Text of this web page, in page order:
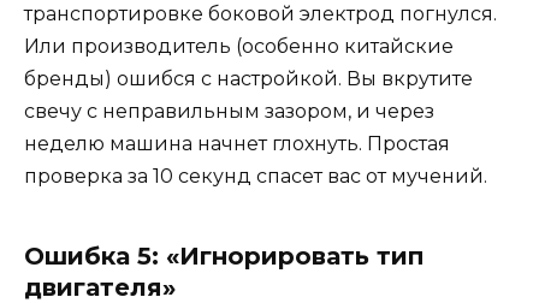
транспортировке боковой электрод погнулся.
Или производитель (особенно китайские
бренды) ошибся с настройкой. Вы вкрутите
свечу с неправильным зазором, и через
неделю машина начнет глохнуть. Простая
проверка за 10 секунд спасет вас от мучений.
Ошибка 5: «Игнорировать тип
двигателя»